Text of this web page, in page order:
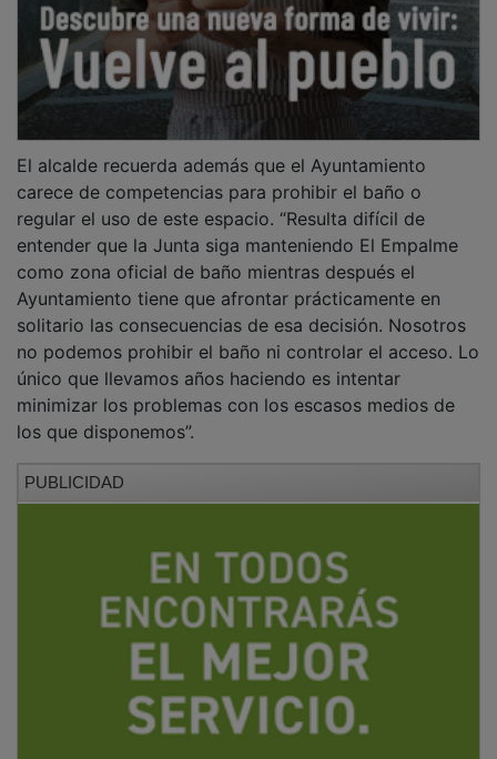
carece de competencias para prohibir el baño o
regular el uso de este espacio. “Resulta difícil de
entender que la Junta siga manteniendo El Empalme
como zona oficial de baño mientras después el
Ayuntamiento tiene que afrontar prácticamente en
solitario las consecuencias de esa decisión. Nosotros
no podemos prohibir el baño ni controlar el acceso. Lo
único que llevamos años haciendo es intentar
minimizar los problemas con los escasos medios de
los que disponemos”.